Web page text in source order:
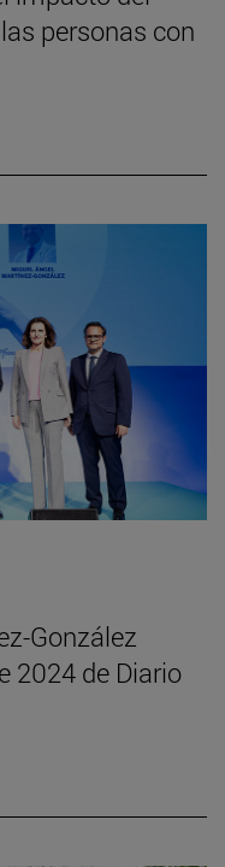
personas con
González
2024 de Diario